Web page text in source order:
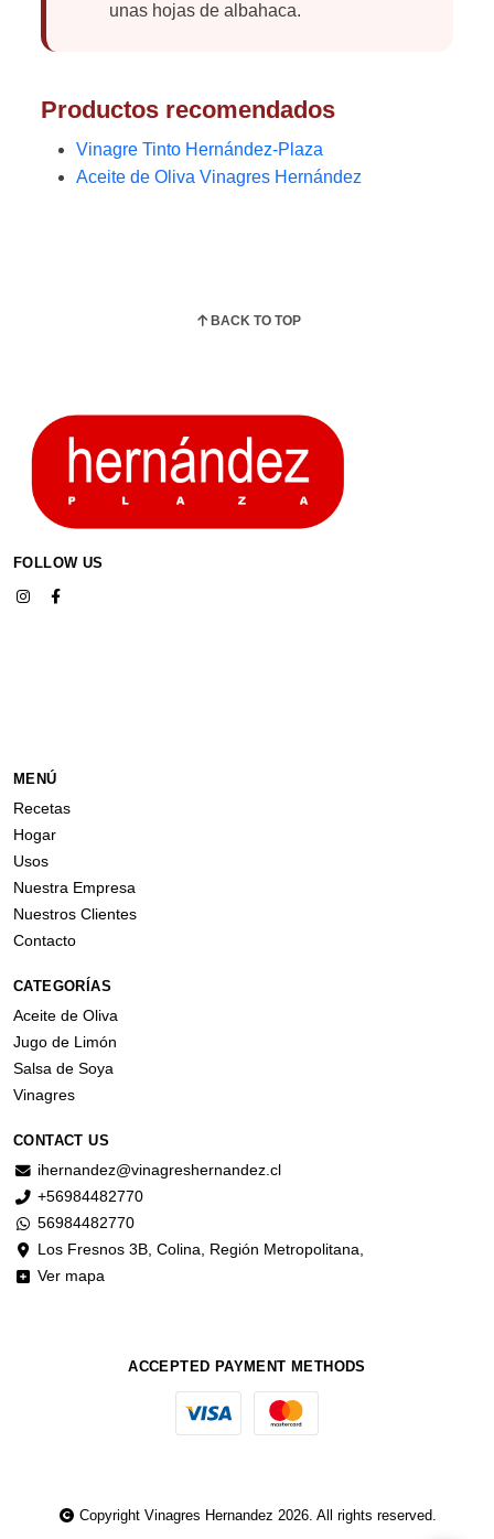
unas hojas de albahaca.
Productos recomendados
Vinagre Tinto Hernández-Plaza
Aceite de Oliva Vinagres Hernández
BACK TO TOP
FOLLOW US
MENÚ
Recetas
Hogar
Usos
Nuestra Empresa
Nuestros Clientes
Contacto
CATEGORÍAS
Aceite de Oliva
Jugo de Limón
Salsa de Soya
Vinagres
CONTACT US
ihernandez@vinagreshernandez.cl
+56984482770
56984482770
Los Fresnos 3B, Colina, Región Metropolitana,
Ver mapa
ACCEPTED PAYMENT METHODS
Copyright Vinagres Hernandez 2026. All rights reserved.